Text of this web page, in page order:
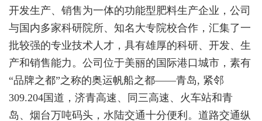
开发生产、销售为一体的功能型肥料生产企业，公司
与国内多家科研院所、知名大专院校合作，汇集了一
批较强的专业技术人才，具有雄厚的科研、开发、生
产和销售能力。公司位于美丽的国际港口城市，素有
“品牌之都”之称的奥运帆船之都——青岛, 紧邻
309.204国道，济青高速、同三高速、火车站和青
岛、烟台万吨码头，水陆交通十分便利。道路交通纵